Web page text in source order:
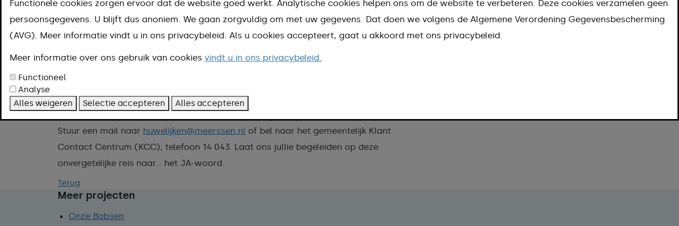
historische pracht en mooie landschappen biedt onze mooie
gemeente het perfecte decor voor jullie speciale dag. Bij de
categorie ‘Trouwen’ vinden jullie alle benodigde informatie
jullie te helpen bij elke stap van het proces.
Vragen?
Stuur een mail naar huwelijken@meerssen.nl of bel naar het gemeentelijk Klant
Contact Centrum (KCC), telefoon 14 043. Laat ons jullie begeleiden op deze
onvergetelijke reis naar... het JA-woord.
Terug
Meer projecten
Onze Babsen
Functionele cookies zorgen ervoor dat de website goed werkt. Analytische cookies helpen ons om de website te verbeteren. Deze cookies verzamelen geen
persoonsgegevens. U blijft dus anoniem. We gaan zorgvuldig om met uw gegevens. Dat doen we volgens de Algemene Verordening Gegevensbescherming
(AVG). Meer informatie vindt u in ons privacybeleid. Als u cookies accepteert, gaat u akkoord met ons privacybeleid.
Meer informatie over ons gebruik van cookies vindt u in ons privacybeleid.
Functioneel
Analyse
Alles weigeren
Selectie accepteren Alles accepteren